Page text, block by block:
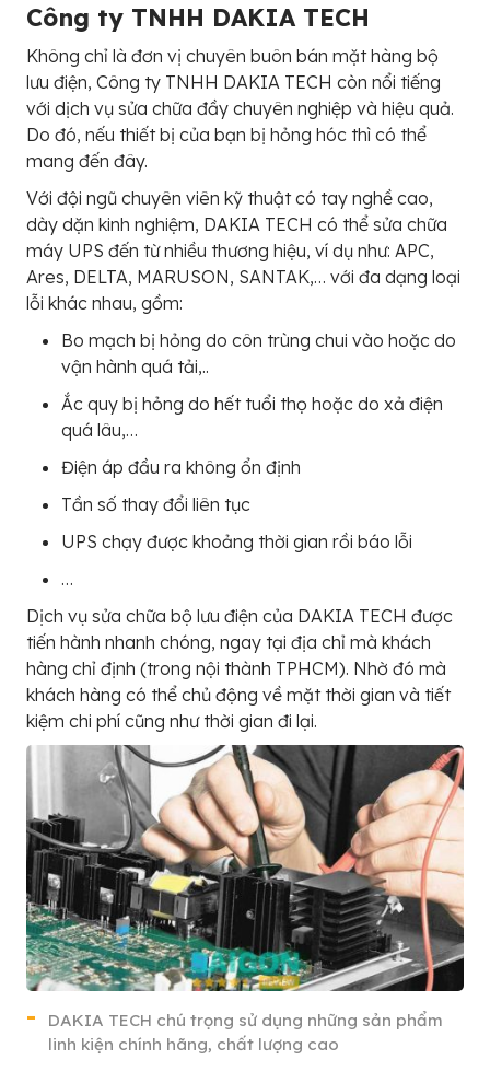
Công ty TNHH DAKIA TECH
Không chỉ là đơn vị chuyên buôn bán mặt hàng bộ
lưu điện, Công ty TNHH DAKIA TECH còn nổi tiếng
với dịch vụ sửa chữa đầy chuyên nghiệp và hiệu quả.
Do đó, nếu thiết bị của bạn bị hỏng hóc thì có thể
mang đến đây.
Với đội ngũ chuyên viên kỹ thuật có tay nghề cao,
dày dặn kinh nghiệm, DAKIA TECH có thể sửa chữa
máy UPS đến từ nhiều thương hiệu, ví dụ như: APC,
Ares, DELTA, MARUSON, SANTAK,… với đa dạng loại
lỗi khác nhau, gồm:
Bo mạch bị hỏng do côn trùng chui vào hoặc do
vận hành quá tải,..
Ắc quy bị hỏng do hết tuổi thọ hoặc do xả điện
quá lâu,…
Điện áp đầu ra không ổn định
Tần số thay đổi liên tục
UPS chạy được khoảng thời gian rồi báo lỗi
…
Dịch vụ sửa chữa bộ lưu điện của DAKIA TECH được
tiến hành nhanh chóng, ngay tại địa chỉ mà khách
hàng chỉ định (trong nội thành TPHCM). Nhờ đó mà
khách hàng có thể chủ động về mặt thời gian và tiết
kiệm chi phí cũng như thời gian đi lại.
DAKIA TECH chú trọng sử dụng những sản phẩm
linh kiện chính hãng, chất lượng cao